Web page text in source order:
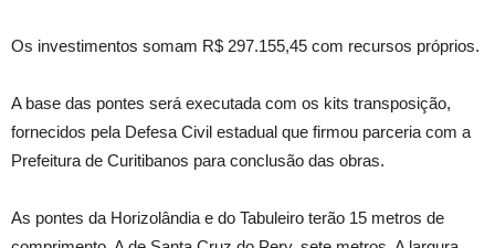
Os investimentos somam R$ 297.155,45 com recursos próprios.
A base das pontes será executada com os kits transposição,
fornecidos pela Defesa Civil estadual que firmou parceria com a
Prefeitura de Curitibanos para conclusão das obras.
As pontes da Horizolândia e do Tabuleiro terão 15 metros de